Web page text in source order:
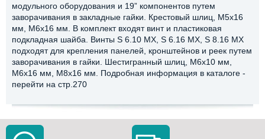
модульного оборудования и 19” компонентов путем
заворачивания в закладные гайки. Крестовый шлиц, М5х16
мм, М6х16 мм. В комплект входят винт и пластиковая
подкладная шайба. Винты S 6.10 МХ, S 6.16 MX, S 8.16 МХ
подходят для крепления панелей, кронштейнов и реек путем
заворачивания в гайки. Шестигранный шлиц, М6х10 мм,
М6х16 мм, М8х16 мм. Подробная информация в каталоге -
перейти на стр.270